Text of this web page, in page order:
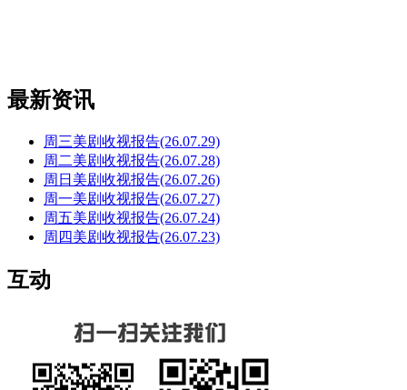
最新资讯
周三美剧收视报告(26.07.29)
周二美剧收视报告(26.07.28)
周日美剧收视报告(26.07.26)
周一美剧收视报告(26.07.27)
周五美剧收视报告(26.07.24)
周四美剧收视报告(26.07.23)
互动